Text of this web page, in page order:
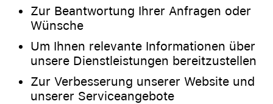
Zur Beantwortung Ihrer Anfragen oder
Wünsche
Um Ihnen relevante Informationen über
unsere Dienstleistungen bereitzustellen
Zur Verbesserung unserer Website und
unserer Serviceangebote